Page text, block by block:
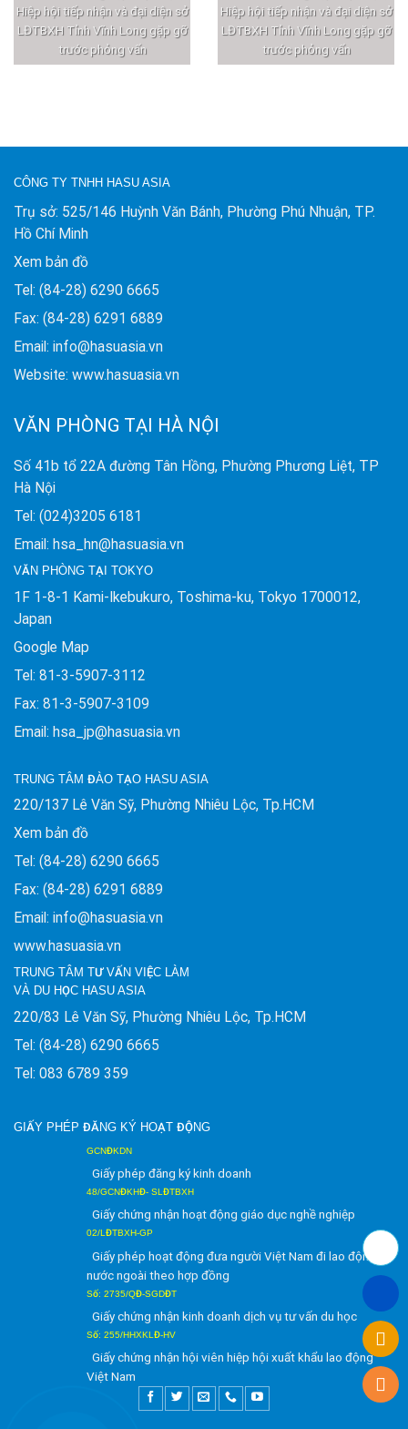
Hiệp hội tiếp nhận và đại diện sở
LĐTBXH Tỉnh Vĩnh Long gặp gỡ
trước phỏng vấn
Hiệp hội tiếp nhận và đại diện sở
LĐTBXH Tỉnh Vĩnh Long gặp gỡ
trước phỏng vấn
CÔNG TY TNHH HASU ASIA
Trụ sở: 525/146 Huỳnh Văn Bánh, Phường Phú Nhuận, TP.
Hồ Chí Minh
Xem bản đồ
Tel: (84-28) 6290 6665
Fax: (84-28) 6291 6889
Email: info@hasuasia.vn
Website: www.hasuasia.vn
VĂN PHÒNG TẠI HÀ NỘI
Số 41b tổ 22A đường Tân Hồng, Phường Phương Liệt, TP
Hà Nội
Tel: (024)3205 6181
Email: hsa_hn@hasuasia.vn
VĂN PHÒNG TẠI TOKYO
1F 1-8-1 Kami-Ikebukuro, Toshima-ku, Tokyo 1700012,
Japan
Google Map
Tel: 81-3-5907-3112
Fax: 81-3-5907-3109
Email: hsa_jp@hasuasia.vn
TRUNG TÂM ĐÀO TẠO HASU ASIA
220/137 Lê Văn Sỹ, Phường Nhiêu Lộc, Tp.HCM
Xem bản đồ
Tel: (84-28) 6290 6665
Fax: (84-28) 6291 6889
Email: info@hasuasia.vn
www.hasuasia.vn
TRUNG TÂM TƯ VẤN VIỆC LÀM
VÀ DU HỌC HASU ASIA
220/83 Lê Văn Sỹ, Phường Nhiêu Lộc, Tp.HCM
Tel: (84-28) 6290 6665
Tel: 083 6789 359
GIẤY PHÉP ĐĂNG KÝ HOẠT ĐỘNG
GCNĐKDN
Giấy phép đăng ký kinh doanh
48/GCNĐKHĐ- SLĐTBXH
Giấy chứng nhận hoạt động giáo dục nghề nghiệp
02/LĐTBXH-GP
Giấy phép hoạt động đưa người Việt Nam đi lao động ở
nước ngoài theo hợp đồng
Số: 2735/QĐ-SGDĐT
Giấy chứng nhận kinh doanh dịch vụ tư vấn du học
Số: 255/HHXKLĐ-HV
Giấy chứng nhận hội viên hiệp hội xuất khẩu lao động
Việt Nam